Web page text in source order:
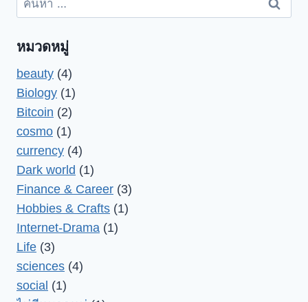
สำหรับ:
หมวดหมู่
beauty (4)
Biology (1)
Bitcoin (2)
cosmo (1)
currency (4)
Dark world (1)
Finance & Career (3)
Hobbies & Crafts (1)
Internet-Drama (1)
Life (3)
sciences (4)
social (1)